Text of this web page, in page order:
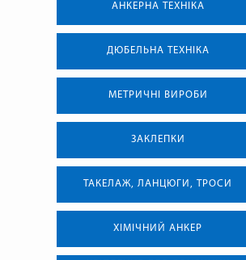
АНКЕРНА ТЕХНIКА
ДЮБЕЛЬНА ТЕХНІКА
МЕТРИЧНІ ВИРОБИ
ЗАКЛЕПКИ
ТАКЕЛАЖ, ЛАНЦЮГИ, ТРОСИ
ХІМІЧНИЙ АНКЕР